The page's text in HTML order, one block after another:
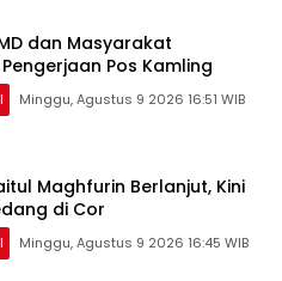
dan Masyarakat
Pos Kamling
Minggu, Agustus 9 2026 16:51 WIB
Maghfurin Berlanjut, Kini
di Cor
Minggu, Agustus 9 2026 16:45 WIB